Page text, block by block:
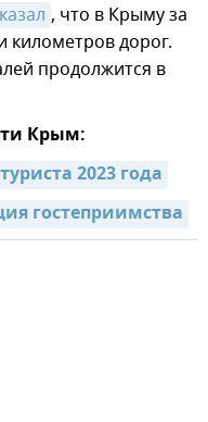
, что в Крыму за
километров дорог.
продолжится в
Крым:
2023 года
гостеприимства